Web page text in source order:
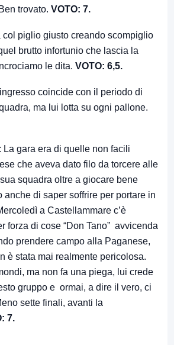
trovato. VOTO: 7.
col piglio giusto creando scompiglio
brutto infortunio che lascia la
le dita. VOTO: 6,5.
coincide con il periodo di
ma lui lotta su ogni pallone.
: La gara era di quelle non facili
che aveva dato filo da torcere alle
squadra oltre a giocare bene
anche di saper soffrire per portare in
a Castellammare c’è
forza di cose “Don Tano” avvicenda
prendere campo alla Paganese,
è stata mai realmente pericolosa.
ma non fa una piega, lui crede
gruppo e ormai, a dire il vero, ci
sette finali, avanti la
7.